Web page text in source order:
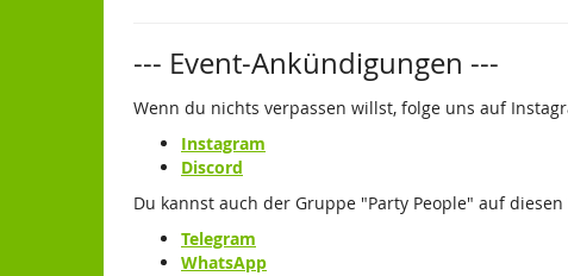
--- Event-Ankündigungen ---
Wenn du nichts verpassen willst, folge uns auf
Instagram
Discord
Du kannst auch der Gruppe "Party People" auf
Telegram
WhatsApp